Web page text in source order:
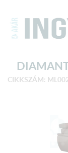
CIKKSZÁM: